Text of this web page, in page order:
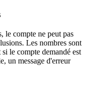
le compte ne peut pas
Les nombres sont
le compte demandé est
un message d'erreur